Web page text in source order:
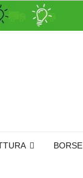
BORSE